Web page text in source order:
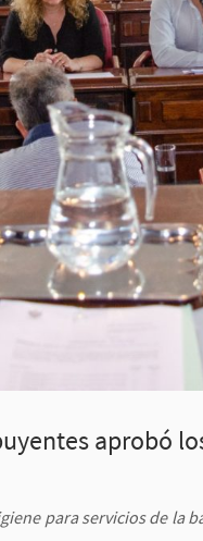
aprobó
para servicios de